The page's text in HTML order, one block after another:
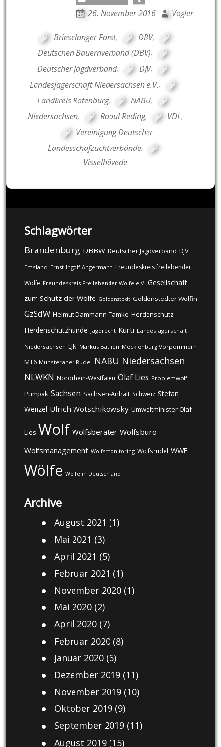
26. November 2016 Vogler
Brieselanger Forst, DBV,
Deutschen Bauernverband (DBV),
Deutscher Jagdverband, DJV,
Landesjägerschaft Niedersachsen e.V.,
Landkreis Rotenburg, NABU,
Niedersachsen, Raoul Reding, VDL,
Vereinigung Deutscher
Landesschafzuchtverbände,
Visselhövede
Schlagwörter
Brandenburg DBBW Deutscher Jagdverband DJV
Emsland Ernst-Ingolf Angermann Freundeskreis freilebender
Wölfe Freundeskreis Freilebender Wölfe e.V. Gesellschaft
zum Schutz der Wölfe Goldenstedt Goldenstedter Wölfin
GzSdW Helmut Dammann-Tamke Herdenschutz
Herdenschutzhunde Jagdrecht Kurti Landesjägerschaft
Niedersachsen LJN Markus Bathen Mecklenburg Vorpommern
MT6 Munsteraner Rudel NABU Niedersachsen
NLWKN Nordrhein-Westfalen Olaf Lies Problemwolf
Pumpak Sachsen Sachsen-Anhalt Schweiz Stefan
Wenzel Ulrich Wotschikowsky Umweltminister Olaf
Lies Wolf Wolfsberater Wolfsbüro
Wolfsmanagement Wolfsmonitoring Wolfsrudel WWF
Wölfe Wölfe in Deutschland
Archive
August 2021 (1)
Mai 2021 (3)
April 2021 (5)
Februar 2021 (1)
November 2020(1)
Mai 2020(2)
April 2020(7)
Februar 2020(8)
Januar 2020(6)
Dezember 2019(11)
November 2019(10)
Oktober 2019(9)
September 2019(11)
August 2019(15)